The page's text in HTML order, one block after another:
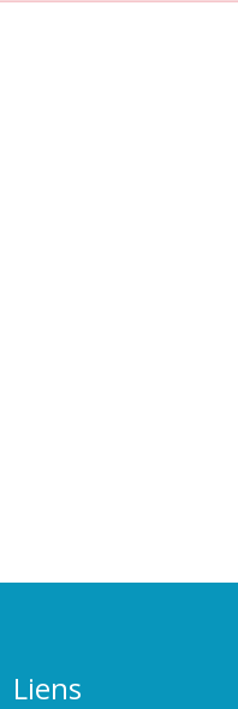
Liens